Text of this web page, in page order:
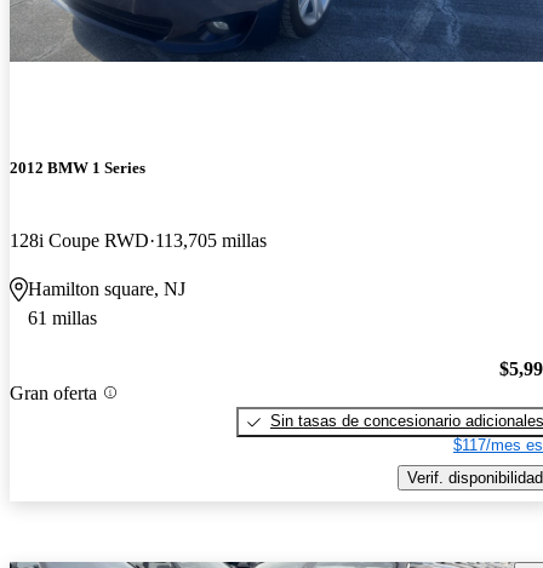
2012 BMW 1 Series
128i Coupe RWD 113,705 millas
Hamilton square, NJ
61 millas
Gran oferta
Sin tasas de concesionario adicionales
$117/mes
Verif. disponibilidad